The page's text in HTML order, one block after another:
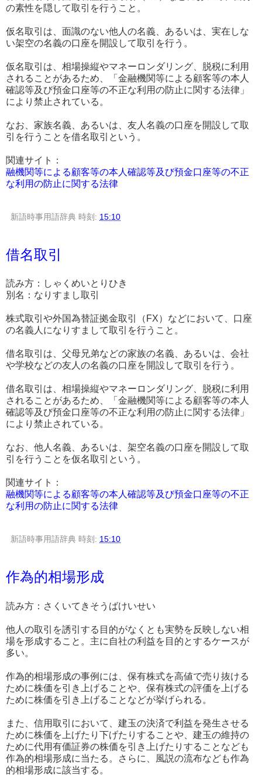
の素性を隠して取引を行うこと。
仮名取引は、面識のない他人の名義、あるいは、実在しな
い架空の名義の口座を開設して取引を行う。
仮名取引は、相場操縦やマネーロンダリング、脱税に利用
されることがあるため、「金融機関等による顧客等の本人
確認等及び預金口座等の不正な利用の防止に関する法律」
により禁止されている。
なお、家族名義、あるいは、友人名義の口座を開設して取
引を行うことを借名取引という。
関連サイト：
融機関等による顧客等の本人確認等及び預金口座等の不正
な利用の防止に関する法律
新語時事用語辞典 時刻: 15:10
借名取引
読み方：しゃくめいとりひき
別名：なりすまし取引
株式取引や外国為替証拠金取引（FX）などにおいて、口座
の名義人になりすまして取引を行うこと。
借名取引は、父母兄弟などの家族の名義、あるいは、会社
や学校などの友人の名義の口座を開設して取引を行う。
借名取引は、相場操縦やマネーロンダリング、脱税に利用
されることがあるため、「金融機関等による顧客等の本人
確認等及び預金口座等の不正な利用の防止に関する法律」
により禁止されている。
なお、他人名義、あるいは、架空名義の口座を開設して取
引を行うことを仮名取引という。
関連サイト：
融機関等による顧客等の本人確認等及び預金口座等の不正
な利用の防止に関する法律
新語時事用語辞典 時刻: 15:10
作為的相場形成
読み方：さくいてきそうばけいせい
他人の取引を誘引する目的がなくとも実勢を反映しない相
場を形成すること。主に自社の利益を目的とするケースが
多い。
作為的相場形成の事例には、保有株式を高値で売り抜ける
ために株価を引き上げることや、保有株式の評価を上げる
ために株価を引き上げることなどが挙げられる。
また、信用取引において、建玉の決済で利益を発生させる
ために株価を上げたり下げたりすることや、建玉の維持の
ために代用有価証券の株価を引き上げたりすることなども
作為的相場形成に当たる。さらに、風説の流布なども作為
的相場形成に該当する。